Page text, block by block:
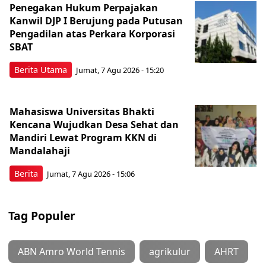
Berita Utama
Penegakan Hukum Perpajakan
Kanwil DJP I Berujung pada Putusan
Pengadilan atas Perkara Korporasi
SBAT
Jumat, 7 Agu 2026 - 15:20
Berita
Mahasiswa Universitas Bhakti
Kencana Wujudkan Desa Sehat dan
Mandiri Lewat Program KKN di
Mandalahaji
Jumat, 7 Agu 2026 - 15:06
Tag Populer
ABN Amro World Tennis agrikulur AHRT